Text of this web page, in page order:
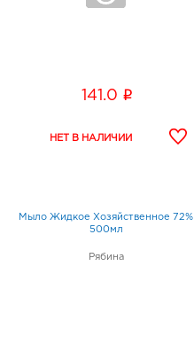
141.0 i
Мыло Жидкое Хозяйственное 72%
500мл
Рябина